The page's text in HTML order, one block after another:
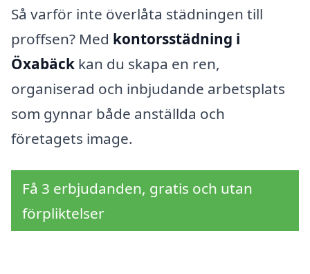
Så varför inte överlåta städningen till
proffsen? Med kontorsstädning i
Öxabäck kan du skapa en ren,
organiserad och inbjudande arbetsplats
som gynnar både anställda och
företagets image.
Få 3 erbjudanden, gratis och utan
förpliktelser